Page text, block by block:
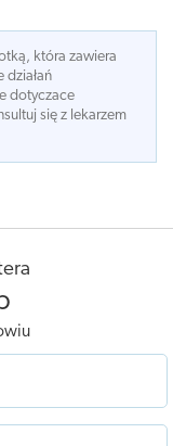
która zawiera
działań
dotyczace
się z lekarzem